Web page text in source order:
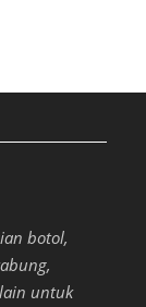
botol,
untuk